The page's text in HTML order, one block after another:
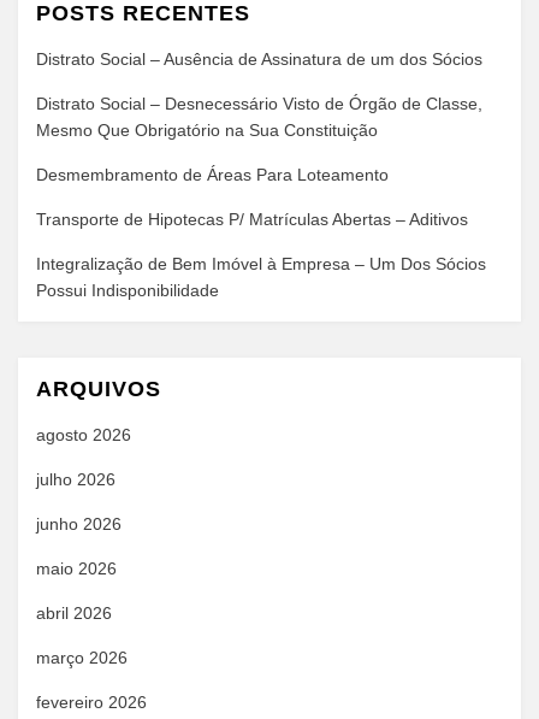
POSTS RECENTES
Distrato Social – Ausência de Assinatura de um dos Sócios
Distrato Social – Desnecessário Visto de Órgão de Classe,
Mesmo Que Obrigatório na Sua Constituição
Desmembramento de Áreas Para Loteamento
Transporte de Hipotecas P/ Matrículas Abertas – Aditivos
Integralização de Bem Imóvel à Empresa – Um Dos Sócios
Possui Indisponibilidade
ARQUIVOS
agosto 2026
julho 2026
junho 2026
maio 2026
abril 2026
março 2026
fevereiro 2026